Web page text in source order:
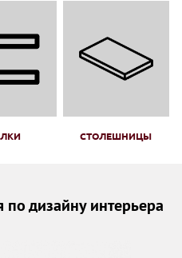
СТОЛЕШНИЦЫ
дизайну интерьера